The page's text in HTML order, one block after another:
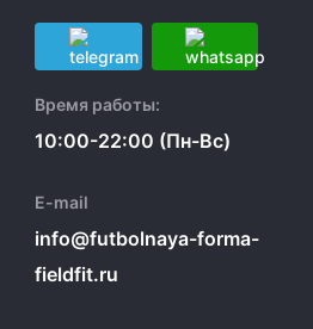
Время работы:
10:00-22:00 (Пн-Вс)
E-mail
info@futbolnaya-forma-
fieldfit.ru